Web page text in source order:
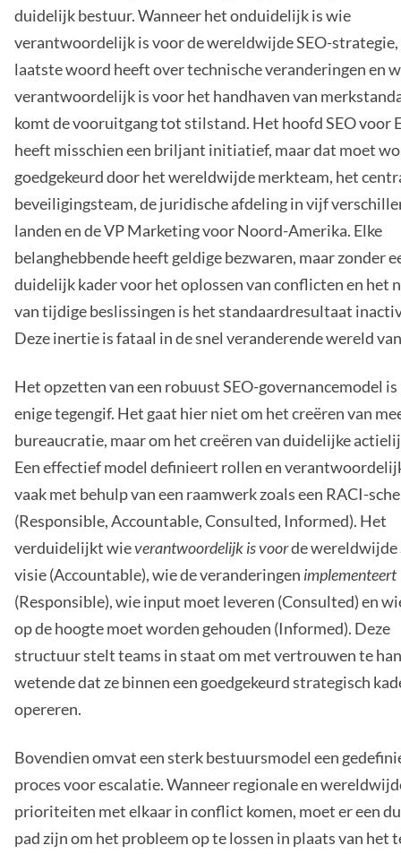
duidelijk bestuur. Wanneer het onduidelijk is wie
verantwoordelijk is voor de wereldwijde SEO-
laatste woord heeft over technische veranderingen en
verantwoordelijk is voor het handhaven van
komt de vooruitgang tot stilstand. Het hoofd SEO voor
heeft misschien een briljant initiatief, maar dat moet
goedgekeurd door het wereldwijde merkteam, het
beveiligingsteam, de juridische afdeling in vijf
landen en de VP Marketing voor Noord-Amerika. Elke
belanghebbende heeft geldige bezwaren, maar zonder
duidelijk kader voor het oplossen van conflicten en het
van tijdige beslissingen is het standaardresultaat
Deze inertie is fataal in de snel veranderende wereld
Het opzetten van een robuust SEO-governancemodel
enige tegengif. Het gaat hier niet om het creëren van
bureaucratie, maar om het creëren van duidelijke
Een effectief model definieert rollen en
vaak met behulp van een raamwerk zoals een RACI-
(Responsible, Accountable, Consulted, Informed). Het
verduidelijkt wieverantwoordelijk is voorde wereldwijde
visie (Accountable), wie de veranderingen implementeert
(Responsible), wie input moet leveren (Consulted) en
op de hoogte moet worden gehouden (Informed). Deze
structuur stelt teams in staat om met vertrouwen te
wetende dat ze binnen een goedgekeurd strategisch
opereren.
Bovendien omvat een sterk bestuursmodel een
proces voor escalatie. Wanneer regionale en
prioriteiten met elkaar in conflict komen, moet er een
pad zijn om het probleem op te lossen in plaats van het